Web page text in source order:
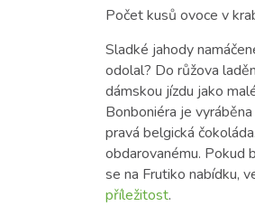
Počet kusů ovoce v
Sladké jahody
odolal? Do růžova
dámskou jízdu jako
Bonboniéra je
pravá belgická
obdarovanému.
se na Frutiko nabídku,
příležitost.